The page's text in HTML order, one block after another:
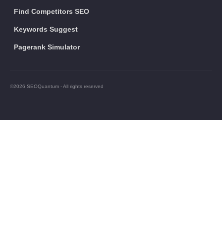
Find Competitors SEO
Keywords Suggest
Pagerank Simulator
©2026 SEOQuantum - All rights reserved